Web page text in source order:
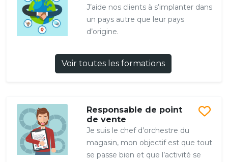
J’aide nos clients à s’implanter dans
un pays autre que leur pays
d’origine.
Voir toutes les formations
Responsable de point
de vente
Je suis le chef d’orchestre du
magasin, mon objectif est que tout
se passe bien et que l’activité se